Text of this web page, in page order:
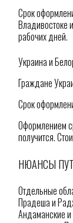
Срок
Владивостоке
рабочих дней.
Украина и
Граждане
Срок
Оформлением
получится.
НЮАНСЫ
Отдельные
Прадеша и
Андаманские и